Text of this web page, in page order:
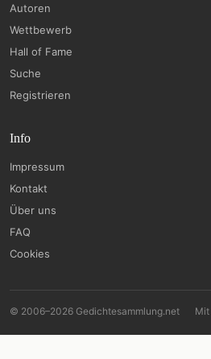
Autoren
Wettbewerb
Hall of Fame
Suche
Registrieren
Info
Impressum
Kontakt
Über uns
FAQ
Cookies
© 2006–2026 Gedichtesammlung.net Mit